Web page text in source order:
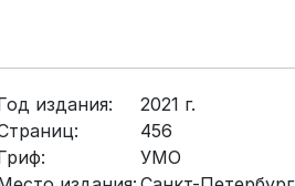
издания:
2021 г.
456
УМО